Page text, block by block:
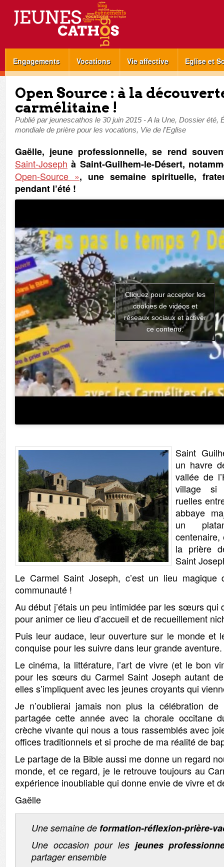
Engagements Vocations Vie affective Eglise et
Open Source : à la
carmélitaine !
Publié parjeunescathos le 30 juin 2015-A la Une, Dossier été,
mondiale de prière pour les vocations, Vie de l'Eglise
Gaëlle, jeune professionnelle, se rend
Saint-Joseph à Saint-Guilhem-le-Désert,
Open-Source », une semaine spirituelle,
pendant l’été !
Cliquez pour accepter les
cookies de vidéos et
réseaux sociaux et activer
ce contenu.
Saint
un havre
vallée de
village si
ruelles
abbaye
un
la prière
Saint
Le Carmel Saint Joseph, c’est un lieu magique
communauté !
Au début j’étais un peu intimidée par les sœurs qui
pour animer ce lieu d’accueil et de recueillement
Puis leur audace, leur ouverture sur le monde et
conquise pour les suivre dans leur grande aventure.
Le cinéma, la littérature, l’art de vivre (et le bon
pour les sœurs du Carmel Saint Joseph autant
elles s’impliquent avec les jeunes croyants qui
Je n’oublierai jamais non plus la célébration
partagée cette année avec la chorale occitane
crèche vivante qui nous a tous rassemblés avec
offices traditionnels et si proche de ma réalité de
Le partage de la Bible aussi me donne un regard
monde, et ce regard, je le retrouve toujours au
expérience inoubliable qui donne envie de vivre et
Gaëlle
Une semaine de formation-réflexion-prière-
Une occasion pour les jeunes
partager ensemble